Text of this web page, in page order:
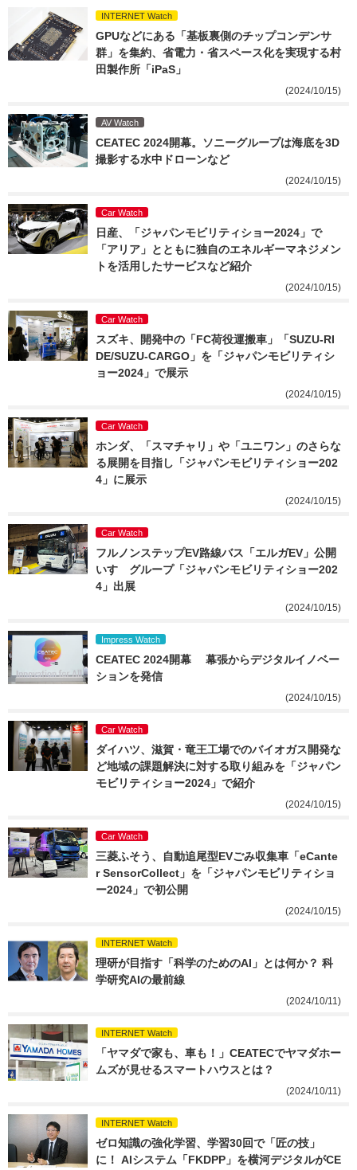
INTERNET Watch
GPUなどにある「基板裏側のチップコンデンサ
群」を集約、省電力・省スペース化を実現する村
田製作所「iPaS」
(2024/10/15)
AV Watch
CEATEC 2024開幕。ソニーグループは海底を3D
撮影する水中ドローンなど
(2024/10/15)
Car Watch
日産、「ジャパンモビリティショー2024」で
「アリア」とともに独自のエネルギーマネジメン
トを活用したサービスなど紹介
(2024/10/15)
Car Watch
スズキ、開発中の「FC荷役運搬車」「SUZU-RI
DE/SUZU-CARGO」を「ジャパンモビリティシ
ョー2024」で展示
(2024/10/15)
Car Watch
ホンダ、「スマチャリ」や「ユニワン」のさらな
る展開を目指し「ジャパンモビリティショー202
4」に展示
(2024/10/15)
Car Watch
フルノンステップEV路線バス「エルガEV」公開
いすゞグループ「ジャパンモビリティショー202
4」出展
(2024/10/15)
Impress Watch
CEATEC 2024開幕 　幕張からデジタルイノベー
ションを発信
(2024/10/15)
Car Watch
ダイハツ、滋賀・竜王工場でのバイオガス開発な
ど地域の課題解決に対する取り組みを「ジャパン
モビリティショー2024」で紹介
(2024/10/15)
Car Watch
三菱ふそう、自動追尾型EVごみ収集車「eCante
r SensorCollect」を「ジャパンモビリティショ
ー2024」で初公開
(2024/10/15)
INTERNET Watch
理研が目指す「科学のためのAI」とは何か？ 科
学研究AIの最前線
(2024/10/11)
INTERNET Watch
「ヤマダで家も、車も！」CEATECでヤマダホー
ムズが見せるスマートハウスとは？
(2024/10/11)
INTERNET Watch
ゼロ知識の強化学習、学習30回で「匠の技」
に！ AIシステム「FKDPP」を横河デジタルがCE